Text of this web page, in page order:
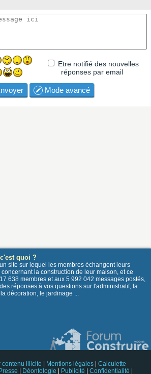
Etre notifié des nouvelles
réponses par email
Mode avancé
quoi ?
site sur lequel les membres échangent leurs
la construction de leur maison, et ce
638 membres et aux 5 992 042 messages postés,
réponses à vos questions sur l'administratif, la
décoration, le jardinage ...
contenu illicite Mentions légales
Calculette
Presse Déontologie Publicité Confidentialité